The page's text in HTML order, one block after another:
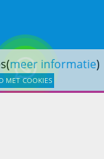
meer informatie)
MET COOKIES